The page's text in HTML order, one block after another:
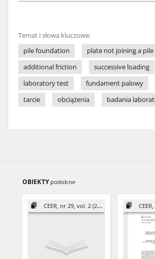
Temat i słowa kluczowe:
pile foundation
plate not joining a pile
additional friction
successive loading
laboratory test
fundament palowy
tarcie
obciążenia badania
OBIEKTY podobne
CEER, nr 29, vol. 2 (2019) CEER,